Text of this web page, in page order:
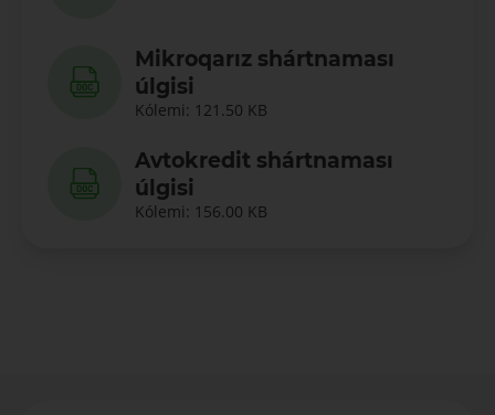
Mikroqarız shártnaması
úlgisi
Kólemi: 121.50 KB
Avtokredit shártnaması
úlgisi
Kólemi: 156.00 KB